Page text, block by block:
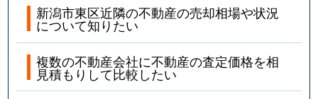
新潟市東区近隣の不動産の売却相場や状況
について知りたい
複数の不動産会社に不動産の査定価格を相
見積もりして比較したい